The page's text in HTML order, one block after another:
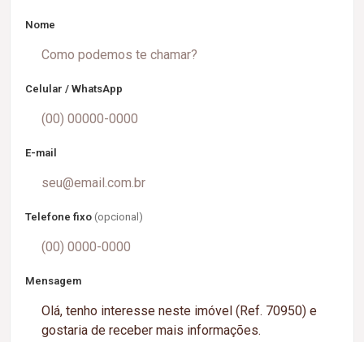
Nome
Celular / WhatsApp
E-mail
Telefone fixo (opcional)
Mensagem